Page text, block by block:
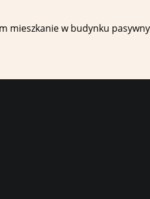
mieszkanie w budynku